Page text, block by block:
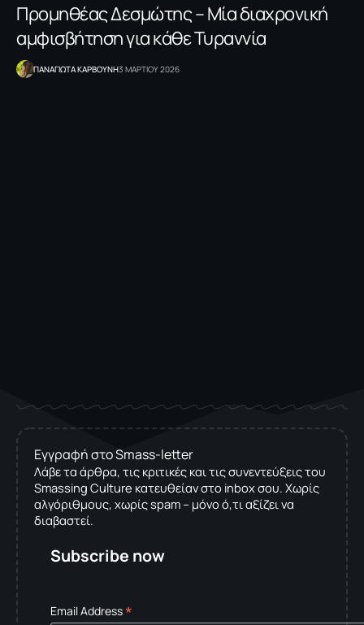
Προμηθέας Δεσμώτης – Μία διαχρονική
αμφισβήτηση για κάθε Τυραννία
ΠΑΝΑΓΙΩΤΑ ΚΑΡΒΟΥΝΗ3 ΜΑΡΤΙΟΥ 2026
Εγγραφή στο Smass-letter
Λάβε τα άρθρα, τις κριτικές και τις συνεντεύξεις του
Smassing Culture κατευθείαν στο inbox σου. Χωρίς
αλγόριθμους, χωρίς spam – μόνο ό,τι αξίζει να
διαβαστεί.
Subscribe now
Email Address*